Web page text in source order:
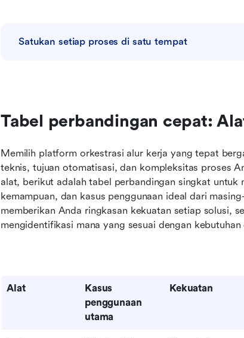
Satukan setiap proses di satu tempat
Tabel perbandingan cepat:
Memilih platform orkestrasi alur kerja yang tepat
teknis, tujuan otomatisasi, dan kompleksitas proses
alat, berikut adalah tabel perbandingan singkat untuk
kemampuan, dan kasus penggunaan ideal dari
memberikan Anda ringkasan kekuatan setiap solusi,
mengidentifikasi mana yang sesuai dengan
Alat
Kasus
penggunaan
utama
Kekuatan